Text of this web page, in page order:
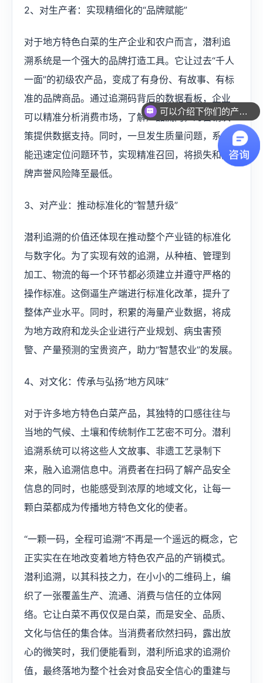
2、对生产者：实现精细化的“品牌赋能”
对于地方特色白菜的生产企业和农户而言，潜利追
溯系统是一个强大的品牌打造工具。它让过去“千人
一面”的初级农产品，变成了有身份、有故事、有标
准的品牌商品。通过追溯码背后的数据看板，企业
可以精准分析消费市场，了解产品流向，为营销决
策提供数据支持。同时，一旦发生质量问题，系统
能迅速定位问题环节，实现精准召回，将损失和品
牌声誉风险降至最低。
3、对产业：推动标准化的“智慧升级”
潜利追溯的价值还体现在推动整个产业链的标准化
与数字化。为了实现有效的追溯，从种植、管理到
加工、物流的每一个环节都必须建立并遵守严格的
操作标准。这倒逼生产端进行标准化改革，提升了
整体产业水平。同时，积累的海量产业数据，将成
为地方政府和龙头企业进行产业规划、病虫害预
警、产量预测的宝贵资产，助力“智慧农业”的发展。
4、对文化：传承与弘扬“地方风味”
对于许多地方特色白菜产品，其独特的口感往往与
当地的气候、土壤和传统制作工艺密不可分。潜利
追溯系统可以将这些人文故事、非遗工艺录制下
来，融入追溯信息中。消费者在扫码了解产品安全
信息的同时，也能感受到浓厚的地域文化，让每一
颗白菜都成为传播地方特色文化的使者。
“一颗一码，全程可追溯”不再是一个遥远的概念，它
正实实在在地改变着地方特色农产品的产销模式。
潜利追溯，以其科技之力，在小小的二维码上，编
织了一张覆盖生产、流通、消费与信任的立体网
络。它让白菜不再仅仅是白菜，而是安全、品质、
文化与信任的集合体。当消费者欣然扫码，露出放
心的微笑时，我们便能看到，潜利所追求的追溯价
值，最终落地为整个社会对食品安全信心的重建与
可以介绍下你们的产品么？